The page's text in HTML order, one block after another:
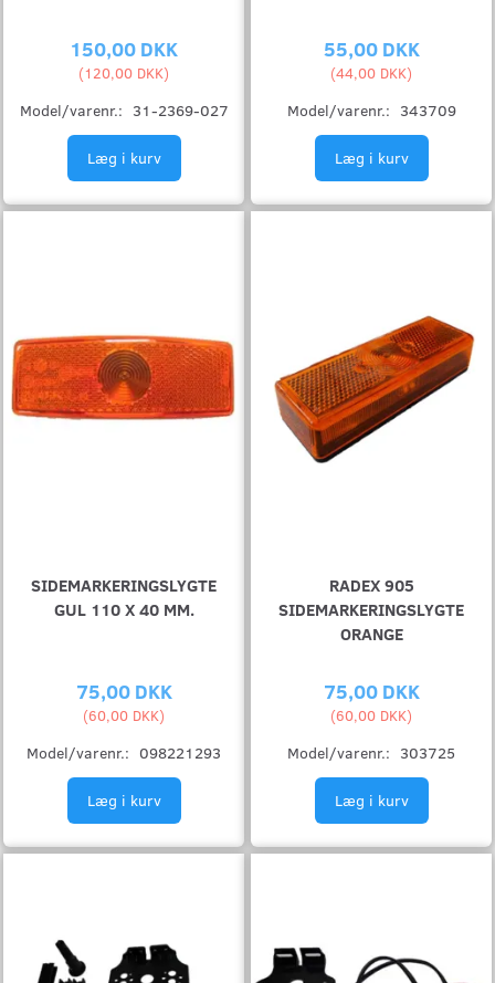
150,00 DKK
(120,00 DKK)
Model/varenr.: 31-2369-027
Læg i kurv
55,00 DKK
(44,00 DKK)
Model/varenr.: 343709
Læg i kurv
SIDEMARKERINGSLYGTE
GUL 110 X 40 MM.
75,00 DKK
(60,00 DKK)
Model/varenr.: 098221293
Læg i kurv
RADEX 905
SIDEMARKERINGSLYGTE
ORANGE
75,00 DKK
(60,00 DKK)
Model/varenr.: 303725
Læg i kurv